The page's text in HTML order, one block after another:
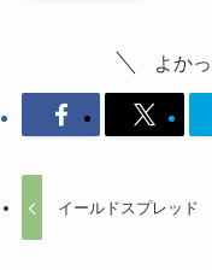
よか
イールドスプレッド